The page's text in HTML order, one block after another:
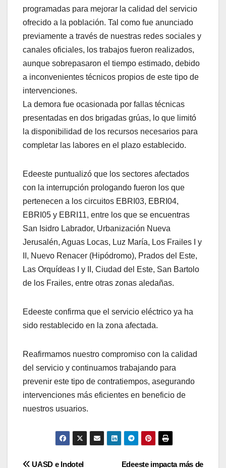
programadas para mejorar la calidad del servicio
ofrecido a la población. Tal como fue anunciado
previamente a través de nuestras redes sociales y
canales oficiales, los trabajos fueron realizados,
aunque sobrepasaron el tiempo estimado, debido
a inconvenientes técnicos propios de este tipo de
intervenciones.
La demora fue ocasionada por fallas técnicas
presentadas en dos brigadas grúas, lo que limitó
la disponibilidad de los recursos necesarios para
completar las labores en el plazo establecido.
Edeeste puntualizó que los sectores afectados
con la interrupción prologando fueron los que
pertenecen a los circuitos EBRI03, EBRI04,
EBRI05 y EBRI11, entre los que se encuentras
San Isidro Labrador, Urbanización Nueva
Jerusalén, Aguas Locas, Luz María, Los Frailes I y
II, Nuevo Renacer (Hipódromo), Prados del Este,
Las Orquídeas I y II, Ciudad del Este, San Bartolo
de los Frailes, entre otras zonas aledañas.
Edeeste confirma que el servicio eléctrico ya ha
sido restablecido en la zona afectada.
Reafirmamos nuestro compromiso con la calidad
del servicio y continuamos trabajando para
prevenir este tipo de contratiempos, asegurando
intervenciones más eficientes en beneficio de
nuestros usuarios.
Edeeste impacta más de
UASD e Indotel